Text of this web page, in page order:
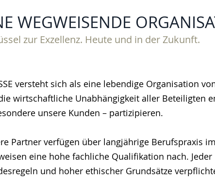
WEGWEISENDE
zur Exzellenz. Heute und in der Zukunft.
versteht sich als eine lebendige Organisation
wirtschaftliche Unabhängigkeit aller Beteiligten
unsere Kunden – partizipieren.
Partner verfügen über langjährige Berufspraxis
eine hohe fachliche Qualifikation nach.
und hoher ethischer Grundsätze